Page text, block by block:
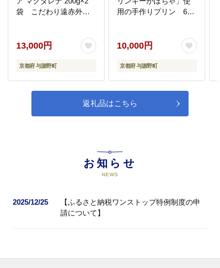
くり事業
・一人ひとりを大切にする環境の
育の推進 ・生涯スポーツ社会の実
現と文化財の継承と発展 など
07
美しく住みやすい安心安全なまち
づくり事業
・自然環境保全と災害に強い安
築 など
・地域人財の育成と協働のまちづ
える、言えるまちづくり など
09
駅周辺活性化応援プロジェクト
袋 こだわり遠赤外線
13,000円
京都府 与謝野町
用の手作りプリン 6個
10,000円
京都府 与謝野町
返礼品はこちら
お知らせ
NEWS
2025/12/25
【ふるさと納税ワンストップ特例制度の申
請について】